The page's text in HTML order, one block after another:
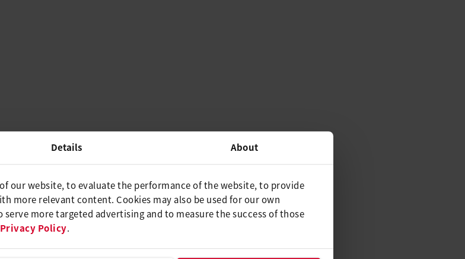
Details About
our website, to evaluate the performance of the website, to provide
more relevant content. Cookies may also be used for our own
more targeted advertising and to measure the success of those
Privacy Policy.